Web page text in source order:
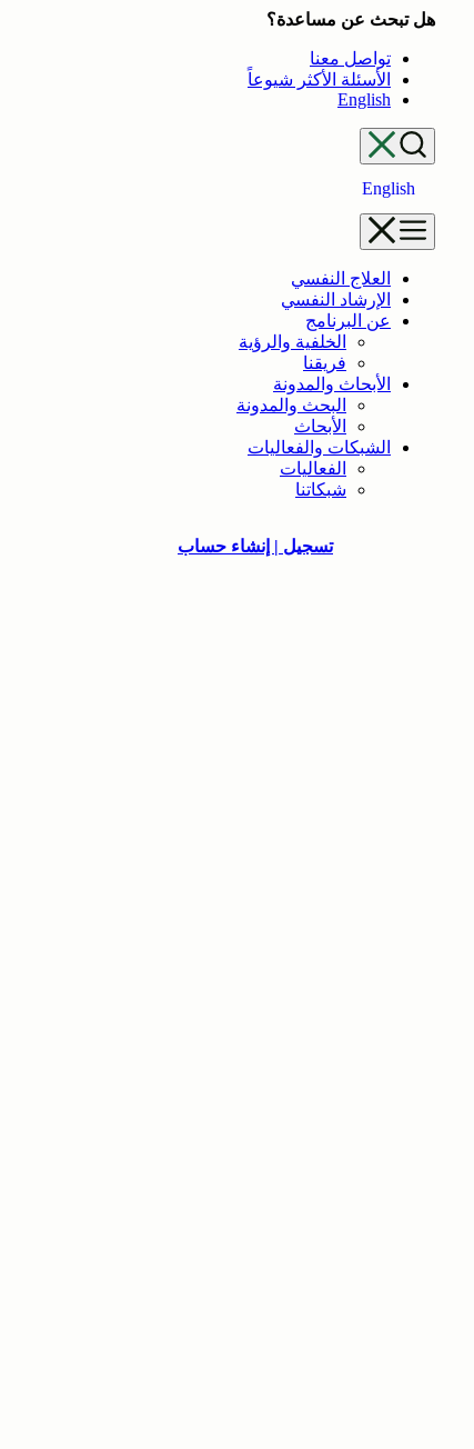
هل تبحث عن مساعدة؟
تواصل معنا
الأسئلة الأكثر شيوعاً
English
English
العلاج النفسي
الإرشاد النفسي
عن البرنامج
الخلفية والرؤية
فريقنا
الأبحاث والمدونة
البحث والمدونة
الأبحاث
الشبكات والفعاليات
الفعاليات
شبكاتنا
تسجيل | إنشاء حساب